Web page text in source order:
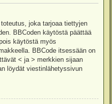
joka tarjoaa tiettyjen
BBCoden käytöstä päättää
käytöstä myös
BBCode itsessään on
< ja > merkkien sijaan
löydät viestinlähetyssivun